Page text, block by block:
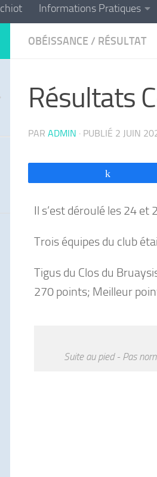
Informations Pratiques
OBÉISSANCE / RÉSULTAT
Résultats
PAR ADMIN · PUBLIÉ 2 JUIN
Il s’est déroulé les 24 et
Trois équipes du club
Tigus du Clos du
270 points; Meilleur
Suite au pied - Pas